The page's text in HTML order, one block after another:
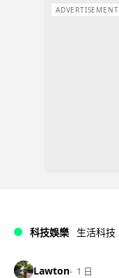
ADVERTISEMENT
科技娛樂 生活科技
Lawton 1 日